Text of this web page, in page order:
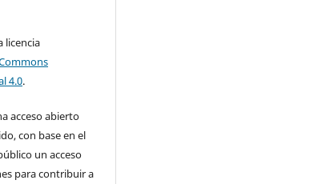
licencia
4.0.
acceso abierto
con base en el
un acceso
para contribuir a